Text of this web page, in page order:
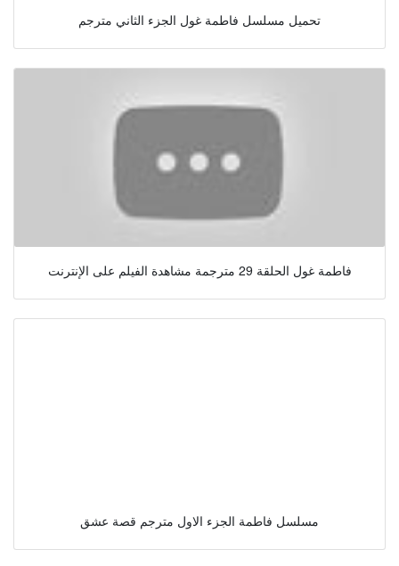
تحميل مسلسل فاطمة غول الجزء الثاني مترجم
فاطمة غول الحلقة 29 مترجمة مشاهدة الفيلم على الإنترنت
مسلسل فاطمة الجزء الاول مترجم قصة عشق